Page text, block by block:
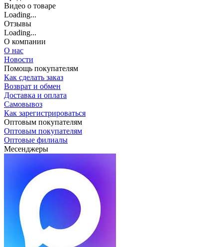
Видео о товаре
Loading...
Отзывы
Loading...
О компании
О нас
Новости
Помощь покупателям
Как сделать заказ
Возврат и обмен
Доставка и оплата
Самовывоз
Как зарегистрироваться
Оптовым покупателям
Оптовым покупателям
Оптовые филиалы
Месенджеры